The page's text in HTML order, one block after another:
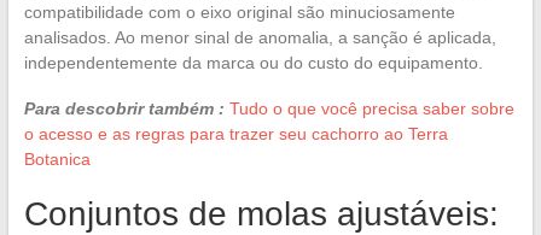
compatibilidade com o eixo original são minuciosamente
analisados. Ao menor sinal de anomalia, a sanção é aplicada,
independentemente da marca ou do custo do equipamento.
Para descobrir também : Tudo o que você precisa saber sobre
o acesso e as regras para trazer seu cachorro ao Terra
Botanica
Conjuntos de molas ajustáveis: